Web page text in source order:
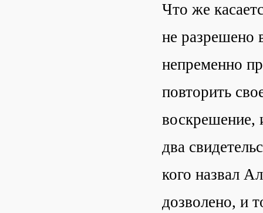
Что же
не разрешено
непременно
повторить
воскрешение,
два
кого назвал
дозволено, и